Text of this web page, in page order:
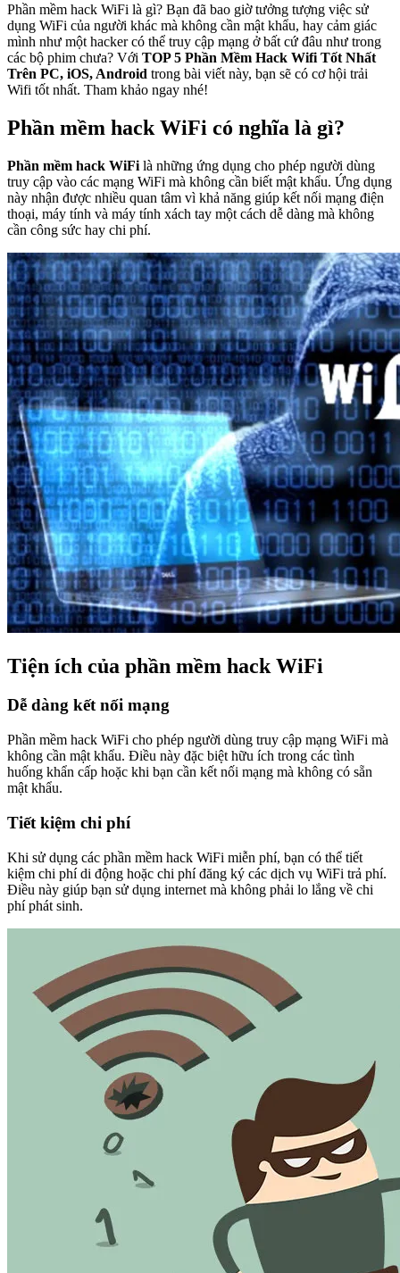
Phần mềm hack WiFi là gì? Bạn đã bao giờ tưởng tượng việc sử
dụng WiFi của người khác mà không cần mật khẩu, hay cảm giác
mình như một hacker có thể truy cập mạng ở bất cứ đâu như trong
các bộ phim chưa? Với TOP 5 Phần Mềm Hack Wifi Tốt Nhất
Trên PC, iOS, Android trong bài viết này, bạn sẽ có cơ hội trải
Wifi tốt nhất. Tham khảo ngay nhé!
Phần mềm hack WiFi có nghĩa là gì?
Phần mềm hack WiFi là những ứng dụng cho phép người dùng
truy cập vào các mạng WiFi mà không cần biết mật khẩu. Ứng dụng
này nhận được nhiều quan tâm vì khả năng giúp kết nối mạng điện
thoại, máy tính và máy tính xách tay một cách dễ dàng mà không
cần công sức hay chi phí.
Tiện ích của phần mềm hack WiFi
Dễ dàng kết nối mạng
Phần mềm hack WiFi cho phép người dùng truy cập mạng WiFi mà
không cần mật khẩu. Điều này đặc biệt hữu ích trong các tình
huống khẩn cấp hoặc khi bạn cần kết nối mạng mà không có sẵn
mật khẩu.
Tiết kiệm chi phí
Khi sử dụng các phần mềm hack WiFi miễn phí, bạn có thể tiết
kiệm chi phí di động hoặc chi phí đăng ký các dịch vụ WiFi trả phí.
Điều này giúp bạn sử dụng internet mà không phải lo lắng về chi
phí phát sinh.